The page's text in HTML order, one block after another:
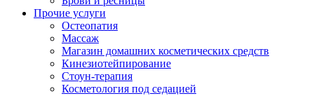
Прочие услуги
Остеопатия
Массаж
Магазин домашних косметических средств
Кинезиотейпирование
Стоун-терапия
Косметология под седацией